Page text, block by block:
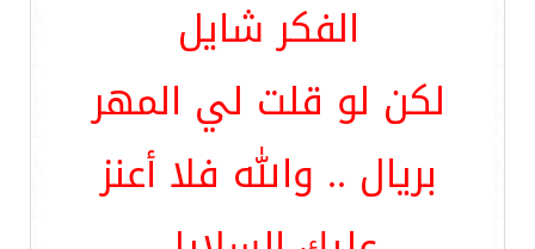
الفكر شايل
لكن لو قلت لي المهر
بريال .. والله فلا أعنز